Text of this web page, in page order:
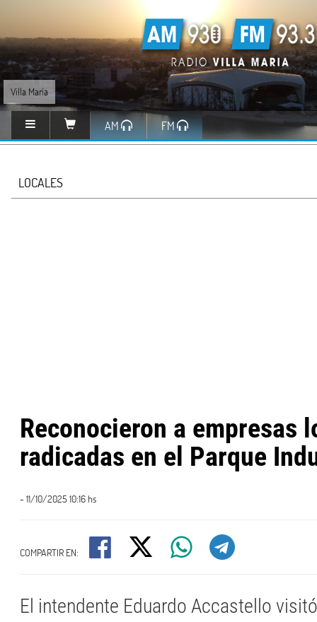
Villa María
AM FM
LOCALES
Reconocieron a empresas
radicadas en el Parque
- 11/10/2025 10:16 hs
COMPARTIR EN:
El intendente Eduardo Accastello